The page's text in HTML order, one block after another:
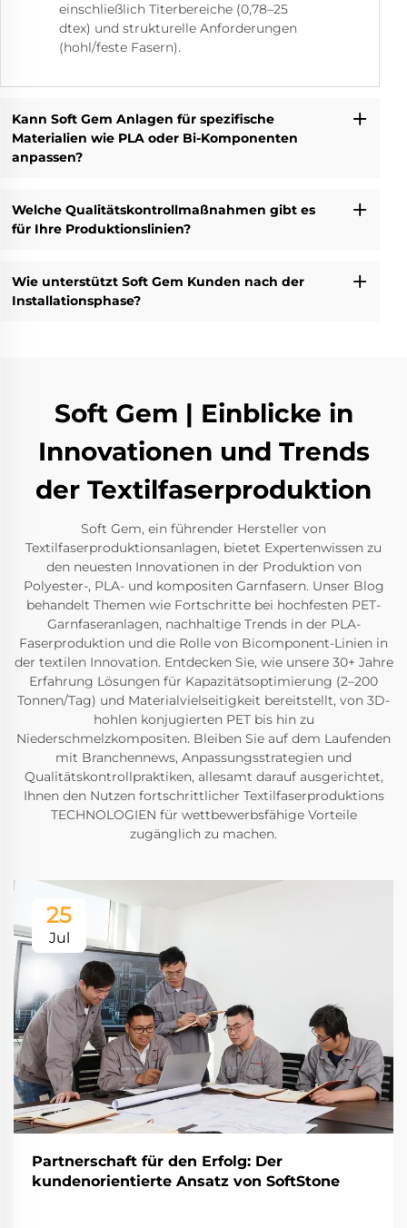
einschließlich Titerbereiche (0,78–25
dtex) und strukturelle Anforderungen
(hohl/feste Fasern).
Kann Soft Gem Anlagen für spezifische
Materialien wie PLA oder Bi-Komponenten
anpassen?
Welche Qualitätskontrollmaßnahmen gibt es
für Ihre Produktionslinien?
Wie unterstützt Soft Gem Kunden nach der
Installationsphase?
Soft Gem | Einblicke in
Innovationen und Trends
der Textilfaserproduktion
Soft Gem, ein führender Hersteller von
Textilfaserproduktionsanlagen, bietet Expertenwissen zu
den neuesten Innovationen in der Produktion von
Polyester-, PLA- und kompositen Garnfasern. Unser Blog
behandelt Themen wie Fortschritte bei hochfesten PET-
Garnfaseranlagen, nachhaltige Trends in der PLA-
Faserproduktion und die Rolle von Bicomponent-Linien in
der textilen Innovation. Entdecken Sie, wie unsere 30+ Jahre
Erfahrung Lösungen für Kapazitätsoptimierung (2–200
Tonnen/Tag) und Materialvielseitigkeit bereitstellt, von 3D-
hohlen konjugierten PET bis hin zu
Niederschmelzkompositen. Bleiben Sie auf dem Laufenden
mit Branchennews, Anpassungsstrategien und
Qualitätskontrollpraktiken, allesamt darauf ausgerichtet,
Ihnen den Nutzen fortschrittlicher Textilfaserproduktions
TECHNOLOGIEN für wettbewerbsfähige Vorteile
zugänglich zu machen.
25
Jul
Partnerschaft für den Erfolg: Der
kundenorientierte Ansatz von SoftStone